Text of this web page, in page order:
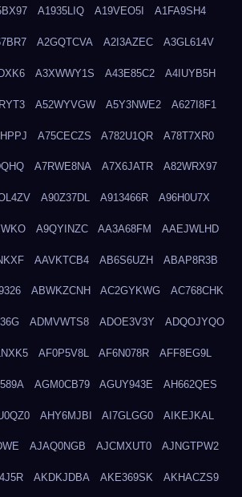
A1935LIQ A19VEO5I A1FA9SH4
A2GQTCVA A2I3AZEC A3GL614V
A3XWWY1S A43E85C2 A4IUYB5H
A52WYVGW A5Y3NWE2 A627I8F1
A75CECZS A782U1QR A78T7XR0
A7RWE8NA A7X6JATR A82WRX97
A90Z37DL A913466R A96H0U7X
A9QYINZC AA3A68FM AAEJWLHD
AAVKTCB4 AB6S6UZH ABAP8R3B
ABWKZCNH AC2GYKWG AC768CHK
ADMVWTS8 ADOE3V3Y ADQOJYQO
AF0P5V8L AF6N078R AFF8EG9L
AGM0CB79 AGUY943E AH662QES
AHY6MJBI AI7GLGG0 AIKEJKAL
AJAQ0NGB AJCMXUT0 AJNGTPW2
AKDKJDBA AKE369SK AKHACZS9